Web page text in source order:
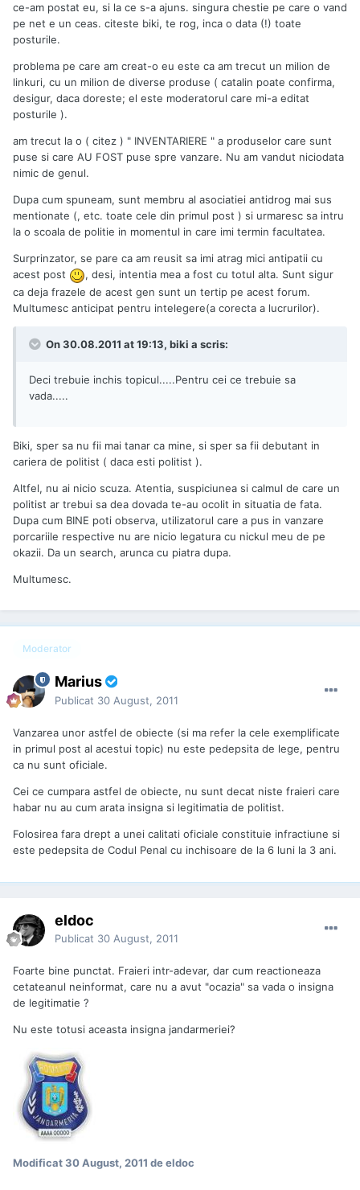
ce-am postat eu, si la ce s-a ajuns. singura chestie pe care o vand
pe net e un ceas. citeste biki, te rog, inca o data (!) toate
posturile.
problema pe care am creat-o eu este ca am trecut un milion de
linkuri, cu un milion de diverse produse ( catalin poate confirma,
desigur, daca doreste; el este moderatorul care mi-a editat
posturile ).
am trecut la o ( citez ) " INVENTARIERE " a produselor care sunt
puse si care AU FOST puse spre vanzare. Nu am vandut niciodata
nimic de genul.
Dupa cum spuneam, sunt membru al asociatiei antidrog mai sus
mentionate (, etc. toate cele din primul post ) si urmaresc sa intru
la o scoala de politie in momentul in care imi termin facultatea.
Surprinzator, se pare ca am reusit sa imi atrag mici antipatii cu
acest post
, desi, intentia mea a fost cu totul alta. Sunt sigur
ca deja frazele de acest gen sunt un tertip pe acest forum.
Multumesc anticipat pentru intelegere(a corecta a lucrurilor).
On 30.08.2011 at 19:13, biki a scris:
Deci trebuie inchis topicul.....Pentru cei ce trebuie sa
vada.....
Biki, sper sa nu fii mai tanar ca mine, si sper sa fii debutant in
cariera de politist ( daca esti politist ).
Altfel, nu ai nicio scuza. Atentia, suspiciunea si calmul de care un
politist ar trebui sa dea dovada te-au ocolit in situatia de fata.
Dupa cum BINE poti observa, utilizatorul care a pus in vanzare
porcariile respective nu are nicio legatura cu nickul meu de pe
okazii. Da un search, arunca cu piatra dupa.
Multumesc.
Moderator
Marius
Publicat 30 August, 2011
Vanzarea unor astfel de obiecte (si ma refer la cele exemplificate
in primul post al acestui topic) nu este pedepsita de lege, pentru
ca nu sunt oficiale.
Cei ce cumpara astfel de obiecte, nu sunt decat niste fraieri care
habar nu au cum arata insigna si legitimatia de politist.
Folosirea fara drept a unei calitati oficiale constituie infractiune si
este pedepsita de Codul Penal cu inchisoare de la 6 luni la 3 ani.
eldoc
Publicat 30 August, 2011
Foarte bine punctat. Fraieri intr-adevar, dar cum reactioneaza
cetateanul neinformat, care nu a avut "ocazia" sa vada o insigna
de legitimatie ?
Nu este totusi aceasta insigna jandarmeriei?
Modificat30 August, 2011 de eldoc